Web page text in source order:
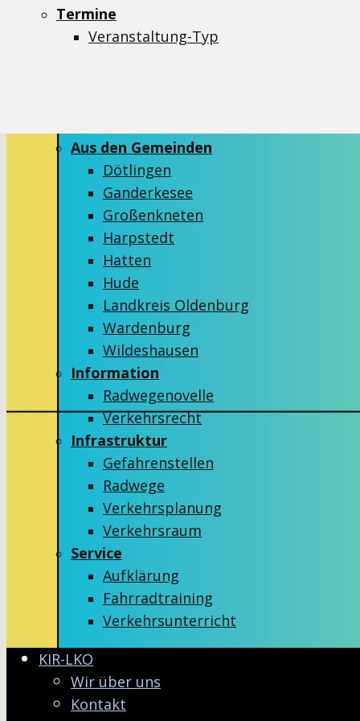
Termine
Veranstaltung-Typ
Aktionen
Critical Mass
Aus den Gemeinden
Dötlingen
Ganderkesee
Großenkneten
Harpstedt
Hatten
Hude
Landkreis Oldenburg
Wardenburg
Wildeshausen
Information
Radwegenovelle
Verkehrsrecht
Infrastruktur
Gefahrenstellen
Radwege
Verkehrsplanung
Verkehrsraum
Service
Aufklärung
Fahrradtraining
Verkehrsunterricht
KIR-LKO
Wir über uns
Kontakt